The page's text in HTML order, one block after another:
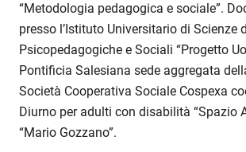
“Metodologia pedagogica e sociale”.
presso l’Istituto Universitario di Scienze
Psicopedagogiche e Sociali “Progetto
Pontificia Salesiana sede aggregata
Società Cooperativa Sociale Cospexa
Diurno per adulti con disabilità “Spazio
“Mario Gozzano”.